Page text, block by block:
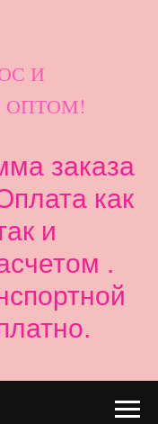
И
ОПТОМ!
заказа
как
и
.